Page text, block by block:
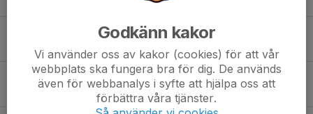
Lagindelning Påskcupen 7v7
Uppstart futsalträningar!
22 okt 2025 0
Godkänn kakor
Vi använder oss av kakor (cookies) för att vår
webbplats ska fungera bra för dig. De används
även för webbanalys i syfte att hjälpa oss att
förbättra våra tjänster.